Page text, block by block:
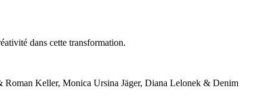
dans cette transformation.